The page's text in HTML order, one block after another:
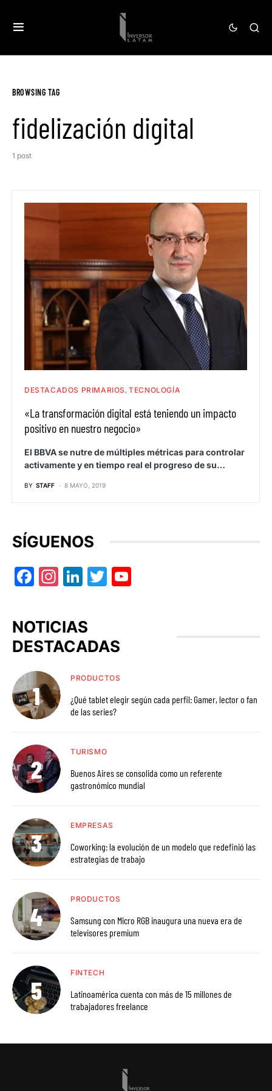
BROWSING TAG
fidelización digital
1 post
DESTACADOS PRIMARIOS TECNOLOGÍA
«La transformación digital está teniendo un impacto
positivo en nuestro negocio»
El BBVA se nutre de múltiples métricas para controlar
activamente y en tiempo real el progreso de su…
BY STAFF 8 MAYO, 2019
SÍGUENOS
Facebook
Instagram
LinkedIn
Twitter
NOTICIAS
DESTACADAS
PRODUCTOS
¿Qué tablet elegir según cada perfil: Gamer, lector o fan
de las series?
TURISMO
Buenos Aires se consolida como un referente
gastronómico mundial
EMPRESAS
Coworking: la evolución de un modelo que redefinió las
estrategias de trabajo
PRODUCTOS
Samsung con Micro RGB inaugura una nueva era de
televisores premium
FINTECH
Latinoamérica cuenta con más de 15 millones de
trabajadores freelance